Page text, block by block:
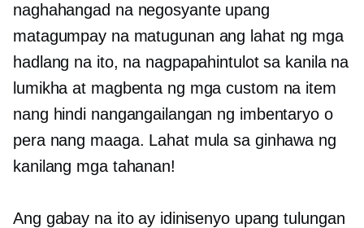
naghahangad na negosyante upang
matagumpay na matugunan ang lahat ng mga
hadlang na ito, na nagpapahintulot sa kanila na
lumikha at magbenta ng mga custom na item
nang hindi nangangailangan ng imbentaryo o
pera nang maaga. Lahat mula sa ginhawa ng
kanilang mga tahanan!
Ang gabay na ito ay idinisenyo upang tulungan